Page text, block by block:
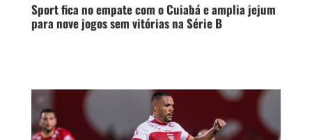
Sport fica no empate com o Cuiabá e amplia jejum
para nove jogos sem vitórias na Série B